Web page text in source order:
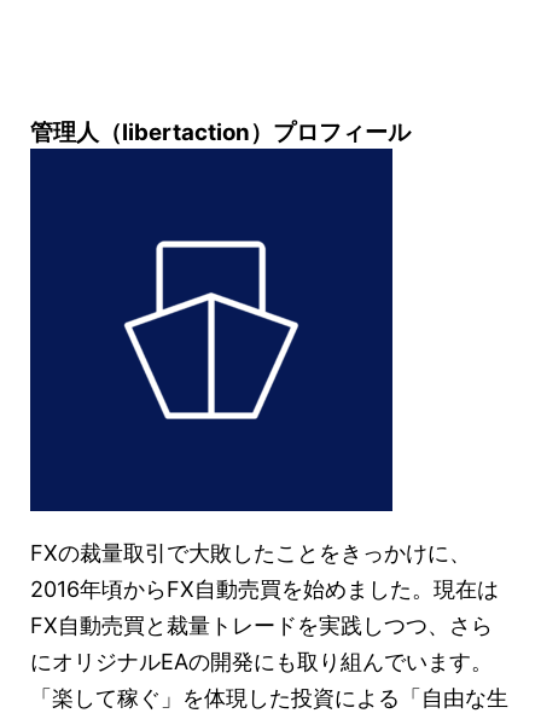
管理人（libertaction）プロフィール
FXの裁量取引で大敗したことをきっかけに、
2016年頃からFX自動売買を始めました。現在は
FX自動売買と裁量トレードを実践しつつ、さら
にオリジナルEAの開発にも取り組んでいます。
「楽して稼ぐ」を体現した投資による「自由な生